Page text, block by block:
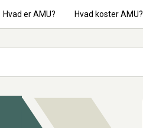
Hvad er AMU? Hvad koster AMU?